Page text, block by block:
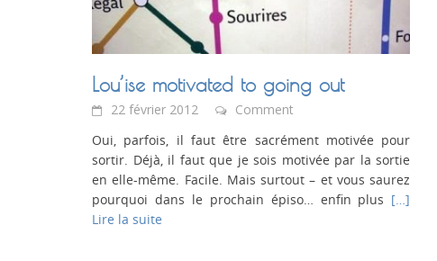
Lou’ise motivated to going out
22 février 2012
Comment
Oui, parfois, il faut être sacrément motivée pour
sortir. Déjà, il faut que je sois motivée par la sortie
en elle-même. Facile. Mais surtout – et vous saurez
pourquoi dans le prochain épiso… enfin plus […]
Lire la suite